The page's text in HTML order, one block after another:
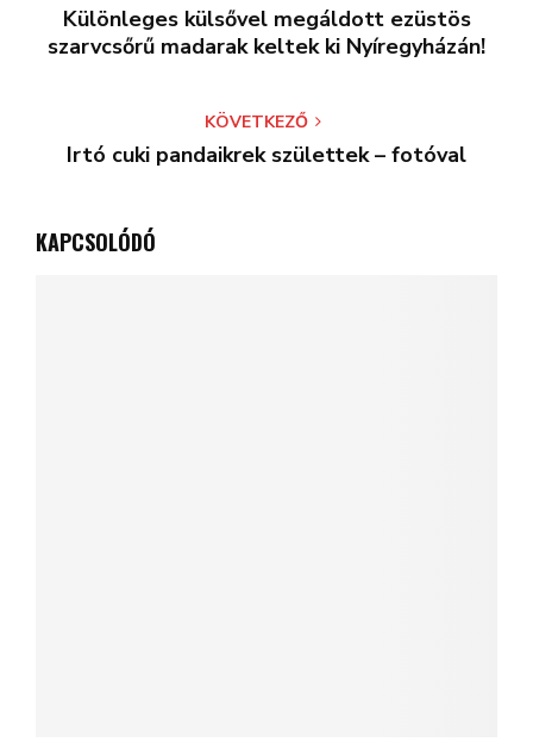
Különleges külsővel megáldott ezüstös
szarvcsőrű madarak keltek ki Nyíregyházán!
KÖVETKEZŐ
Irtó cuki pandaikrek születtek – fotóval
KAPCSOLÓDÓ